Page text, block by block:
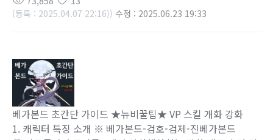
(등록 : 2025.04.07 22:16)) 수정 : 2025.06.23 19:33
베가본드 초간단 가이드 ★뉴비꿀팁★ VP 스킬 개화 강화
1. 캐릭터 특징 소개 ※ 베가본드-검호-검제-진베가본드